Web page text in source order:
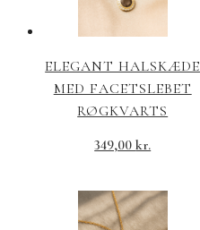
ELEGANT HALSKÆDE
MED FACETSLEBET
RØGKVARTS
349,00kr.